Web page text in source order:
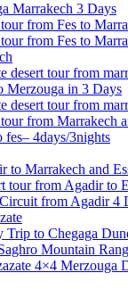
Marrakech 3 Days
from Fes to
from Fes to
desert tour from
Merzouga in 3 Days
desert tour from
from Marrakech
fes– 4days/3nights
to Marrakech and
tour from Agadir to
from Agadir 4
Trip to Chegaga
Mountain
4×4 Merzouga